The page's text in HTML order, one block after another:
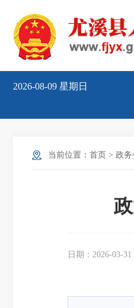
2026-08-09 星期日
当前位置： 首页 > 政务
日期：2026-03-31